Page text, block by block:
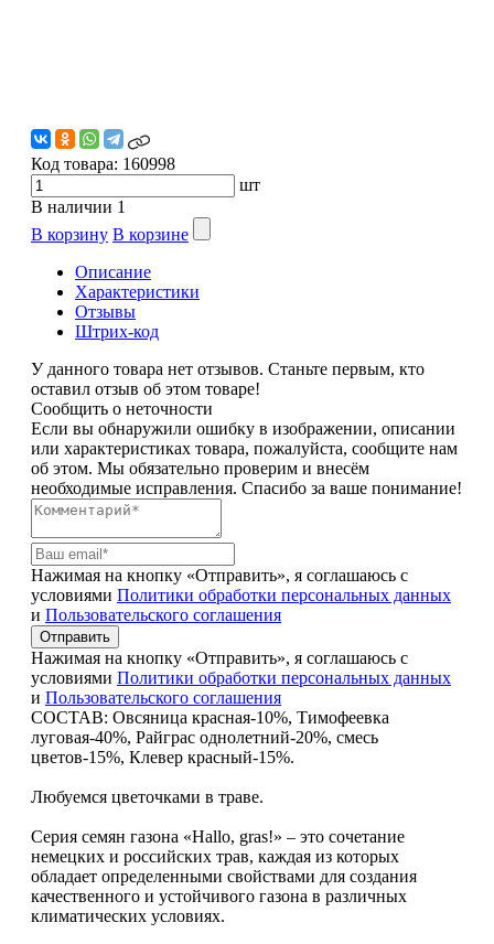
Код товара: 160998
шт
В наличии 1
В корзину В корзине
Описание
Характеристики
Отзывы
Штрих-код
У данного товара нет отзывов. Станьте первым, кто
оставил отзыв об этом товаре!
Сообщить о неточности
Если вы обнаружили ошибку в изображении, описании
или характеристиках товара, пожалуйста, сообщите нам
об этом. Мы обязательно проверим и внесём
необходимые исправления. Спасибо за ваше понимание!
Нажимая на кнопку «Отправить», я соглашаюсь с
условиями Политики обработки персональных данных
и Пользовательского соглашения
Отправить
Нажимая на кнопку «Отправить», я соглашаюсь с
условиями Политики обработки персональных данных
и Пользовательского соглашения
СОСТАВ: Овсяница красная-10%, Тимофеевка
луговая-40%, Райграс однолетний-20%, смесь
цветов-15%, Клевер красный-15%.
Любуемся цветочками в траве.
Серия семян газона «Hallo, gras!» – это сочетание
немецких и российских трав, каждая из которых
обладает определенными свойствами для создания
качественного и устойчивого газона в различных
климатических условиях.